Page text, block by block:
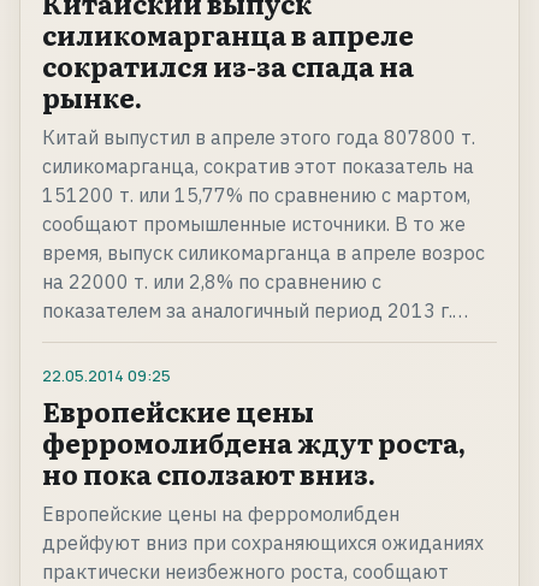
силикомарганца в апреле
сократился из-за спада на
рынке.
Китай выпустил в апреле этого года 807800 т.
силикомарганца, сократив этот показатель на
151200 т. или 15,77% по сравнению с мартом,
сообщают промышленные источники. В то же
время, выпуск силикомарганца в апреле возрос
на 22000 т. или 2,8% по сравнению с
показателем за аналогичный период 2013 г.…
22.05.2014 09:25
Европейские цены
ферромолибдена ждут роста,
но пока сползают вниз.
Европейские цены на ферромолибден
дрейфуют вниз при сохраняющихся ожиданиях
практически неизбежного роста, сообщают